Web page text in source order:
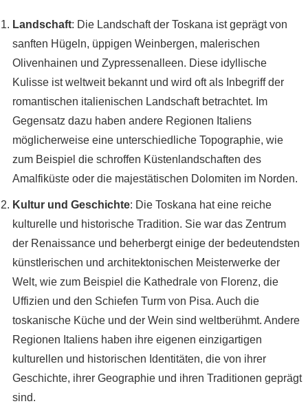
Landschaft: Die Landschaft der Toskana ist geprägt von
sanften Hügeln, üppigen Weinbergen, malerischen
Olivenhainen und Zypressenalleen. Diese idyllische
Kulisse ist weltweit bekannt und wird oft als Inbegriff der
romantischen italienischen Landschaft betrachtet. Im
Gegensatz dazu haben andere Regionen Italiens
möglicherweise eine unterschiedliche Topographie, wie
zum Beispiel die schroffen Küstenlandschaften des
Amalfiküste oder die majestätischen Dolomiten im Norden.
Kultur und Geschichte: Die Toskana hat eine reiche
kulturelle und historische Tradition. Sie war das Zentrum
der Renaissance und beherbergt einige der bedeutendsten
künstlerischen und architektonischen Meisterwerke der
Welt, wie zum Beispiel die Kathedrale von Florenz, die
Uffizien und den Schiefen Turm von Pisa. Auch die
toskanische Küche und der Wein sind weltberühmt. Andere
Regionen Italiens haben ihre eigenen einzigartigen
kulturellen und historischen Identitäten, die von ihrer
Geschichte, ihrer Geographie und ihren Traditionen geprägt
sind.